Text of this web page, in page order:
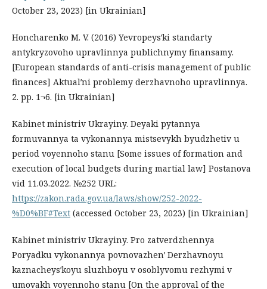
October 23, 2023) [in Ukrainian]
Honcharenko M. V. (2016) Yevropeysʹki standarty
antykryzovoho upravlinnya publichnymy finansamy.
[European standards of anti-crisis management of public
finances] Aktualʹni problemy derzhavnoho upravlinnya.
2. pp. 1¬6. [in Ukrainian]
Kabinet ministriv Ukrayiny. Deyaki pytannya
formuvannya ta vykonannya mistsevykh byudzhetiv u
period voyennoho stanu [Some issues of formation and
execution of local budgets during martial law] Postanova
vid 11.03.2022. №252 URL:
https://zakon.rada.gov.ua/laws/show/252-2022-
%D0%BF#Text (accessed October 23, 2023) [in Ukrainian]
Kabinet ministriv Ukrayiny. Pro zatverdzhennya
Poryadku vykonannya povnovazhenʹ Derzhavnoyu
kaznacheysʹkoyu sluzhboyu v osoblyvomu rezhymi v
umovakh voyennoho stanu [On the approval of the